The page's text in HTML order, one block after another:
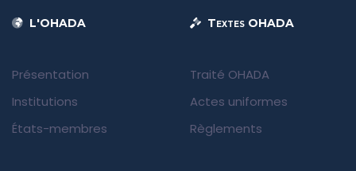
L'OHADA
Présentation
Institutions
États-membres
Textes OHADA
Traité OHADA
Actes uniformes
Règlements